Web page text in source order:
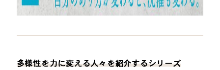
多様性を力に変える人々を紹介するシリーズ